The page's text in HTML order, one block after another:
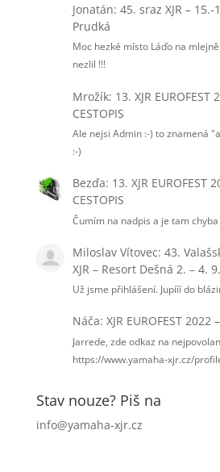
Jonatán:45. sraz XJR – 15.-
Prudká
Moc hezké místo Láďo na
nezlil !!!
Mrožík: 13. XJR EUROFEST
CESTOPIS
Ale nejsi Admin :-) to znamená
:-)
Bezďa: 13. XJR EUROFEST
CESTOPIS
Čumím na nadpis a je tam
Miloslav Vítovec:43.
XJR – Resort Dešná 2. – 4.
Už jsme přihlášení. Jupííí do
Náča:XJR EUROFEST 2022
Jarrede, zde odkaz na
https://www.yamaha-xjr.cz/
Stav nouze? Piš na
info@yamaha-xjr.cz